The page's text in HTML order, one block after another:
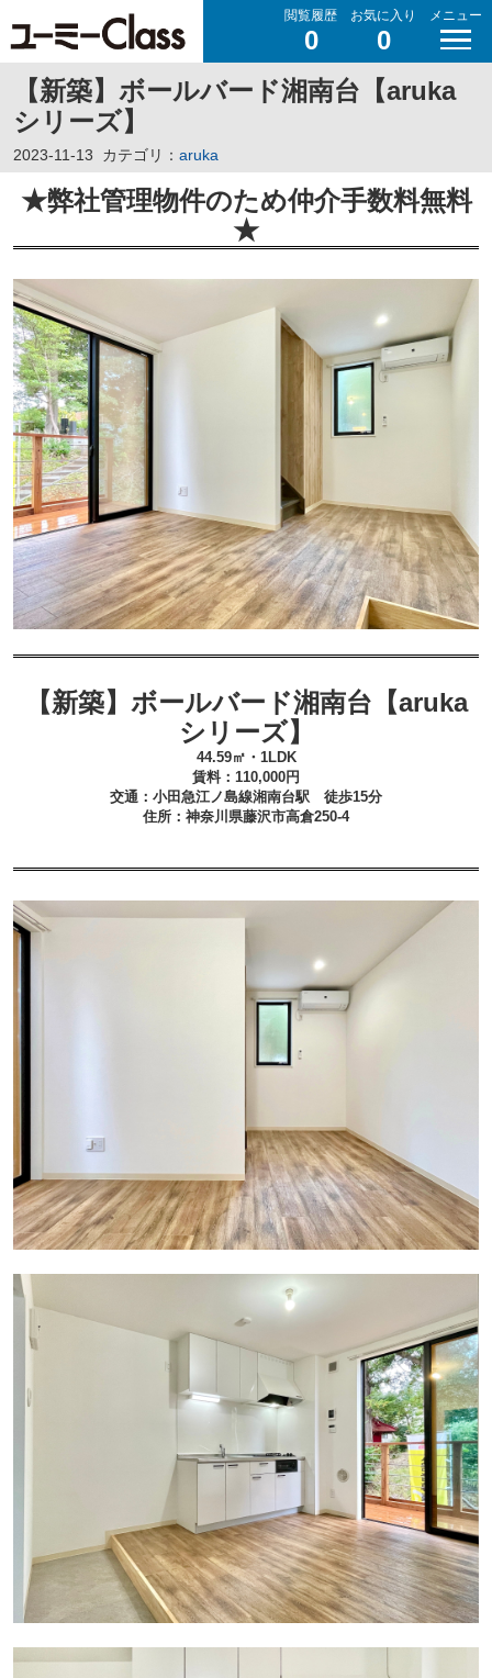
閲覧履歴
0
お気に入り
0
メニュー
【新築】ボールバード湘南台【aruka
シリーズ】
2023-11-13 カテゴリ： aruka
★弊社管理物件のため仲介手数料無料
★
【新築】ボールバード湘南台【aruka
シリーズ】
44.59㎡・1LDK
賃料：110,000円
交通：小田急江ノ島線湘南台駅 徒歩15分
住所：神奈川 県藤沢市高倉250-4